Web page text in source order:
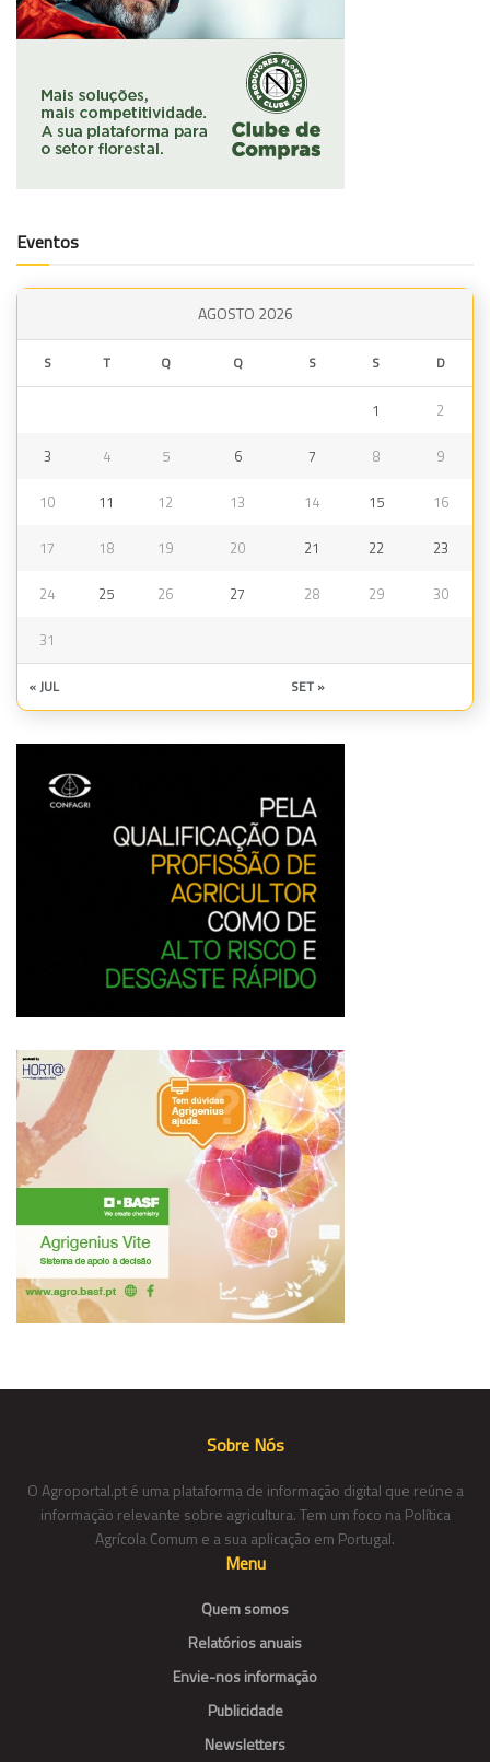
Eventos
AGOSTO 2026
S T Q Q S S D
1 2
3 4 5 6 7 8 9
10 11 12 13 14 15 16
17 18 19 20 21 22 23
24 25 26 27 28 29 30
31
« JUL SET »
Sobre Nós
O Agroportal.pt é uma plataforma de informação digital que reúne a
informação relevante sobre agricultura. Tem um foco na Política
Agrícola Comum e a sua aplicação em Portugal.
Menu
Quem somos
Relatórios anuais
Envie-nos informação
Publicidade
Newsletters